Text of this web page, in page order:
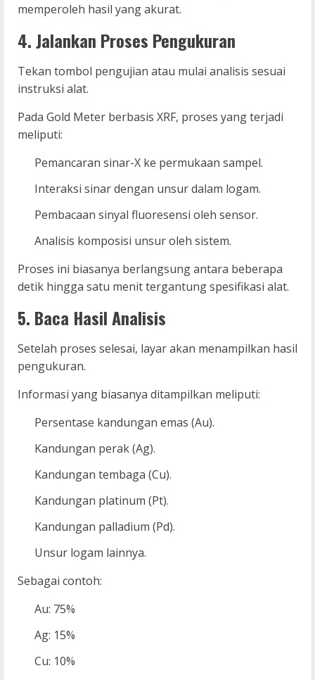
memperoleh hasil yang akurat.
4. Jalankan Proses Pengukuran
Tekan tombol pengujian atau mulai analisis sesuai
instruksi alat.
Pada Gold Meter berbasis XRF, proses yang terjadi
meliputi:
Pemancaran sinar-X ke permukaan sampel.
Interaksi sinar dengan unsur dalam logam.
Pembacaan sinyal fluoresensi oleh sensor.
Analisis komposisi unsur oleh sistem.
Proses ini biasanya berlangsung antara beberapa
detik hingga satu menit tergantung spesifikasi alat.
5. Baca Hasil Analisis
Setelah proses selesai, layar akan menampilkan hasil
pengukuran.
Informasi yang biasanya ditampilkan meliputi:
Persentase kandungan emas (Au).
Kandungan perak (Ag).
Kandungan tembaga (Cu).
Kandungan platinum (Pt).
Kandungan palladium (Pd).
Unsur logam lainnya.
Sebagai contoh:
Au: 75%
Ag: 15%
Cu: 10%